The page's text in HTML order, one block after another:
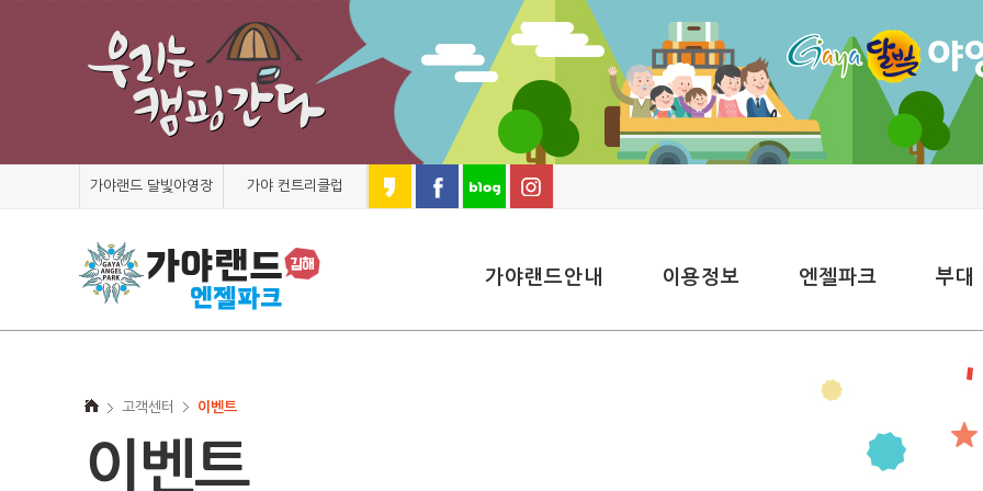
가야랜드 달빛야영장 가야 컨트리클럽
가야랜드안내 이용정보 엔젤파크 부대
고객센터 이벤트
이벤트